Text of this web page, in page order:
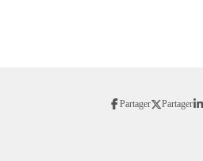
Partager Partager